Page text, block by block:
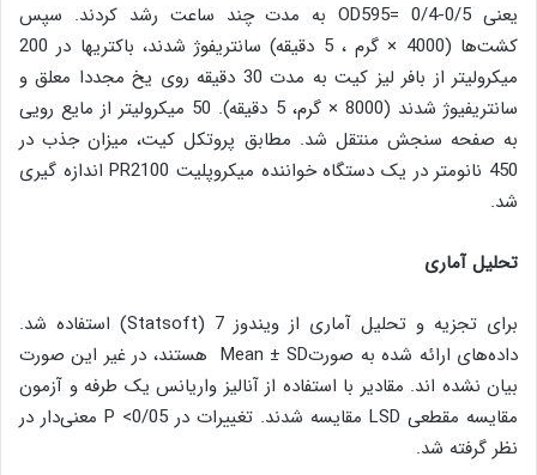
یعنی OD595= 0/4-0/5 به مدت چند ساعت رشد کردند. سپس
کشت‌ها (4000 × گرم ، 5 دقیقه) سانتریفوژ شدند، باکتریها در 200
میکرولیتر از بافر لیز کیت به مدت 30 دقیقه روی یخ مجددا معلق و
سانتریفیوژ شدند (8000 × گرم، 5 دقیقه). 50 میکرولیتر از مایع رویی
به صفحه سنجش منتقل شد. مطابق پروتکل کیت، میزان جذب در
450 نانومتر در یک دستگاه خواننده میکروپلیت PR2100 اندازه گیری
شد.
تحلیل آماری
برای تجزیه و تحلیل آماری از ویندوز 7 (Statsoft) استفاده شد.
داده‌های ارائه شده به صورتMean ± SD هستند، در غیر این صورت
بیان نشده اند. مقادیر با استفاده از آنالیز واریانس یک طرفه و آزمون
مقایسه مقطعی LSD مقایسه شدند. تغییرات در P <0/05 معنی‌دار در
نظر گرفته شد.